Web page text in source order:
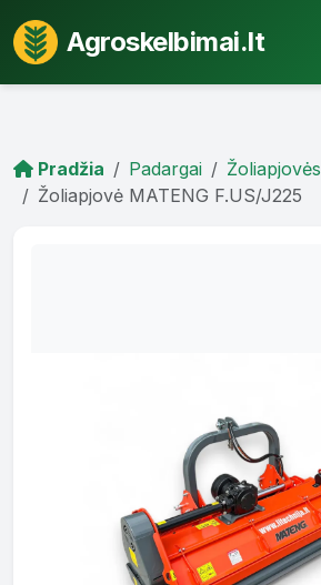
Agroskelbimai.lt
Pradžia Padargai
Žoliapjovės
Žoliapjovė MATENG F.US/J225